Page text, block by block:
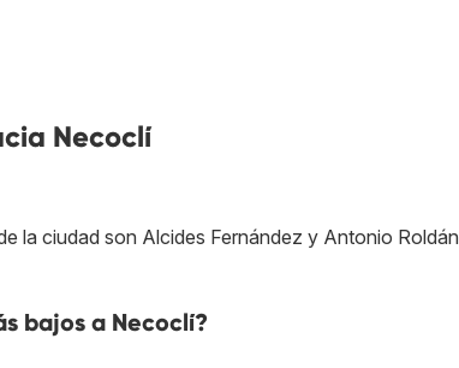
Necoclí
la ciudad son Alcides Fernández y Antonio Roldán
bajos a Necoclí?